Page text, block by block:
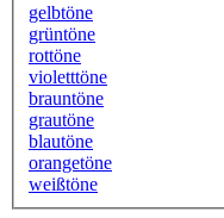
gelbtöne
grüntöne
rottöne
violetttöne
brauntöne
grautöne
blautöne
orangetöne
weißtöne